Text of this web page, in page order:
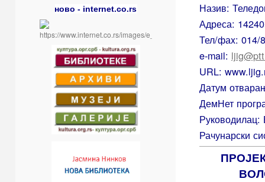
ново - internet.co.rs
Назив:
Адреса:
Тел/фаx: 014/
e-mail:
URL:
Датум
ДемНет
Рачунарски